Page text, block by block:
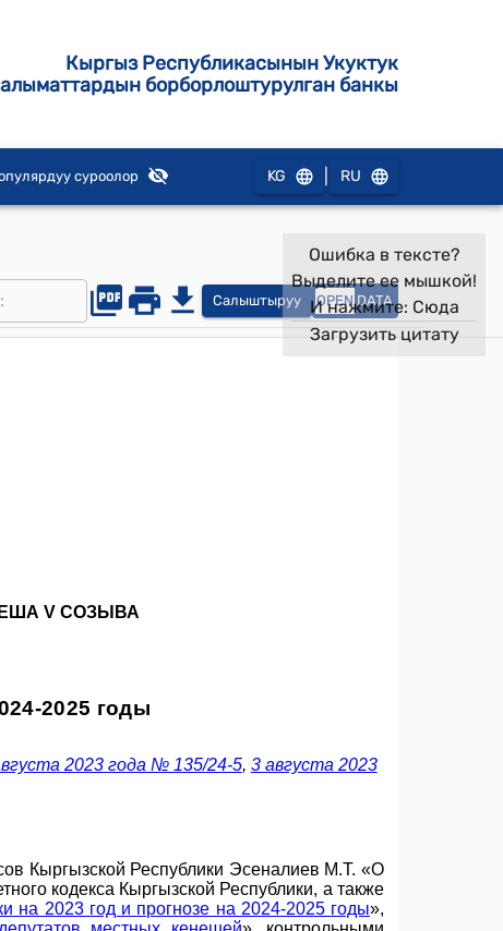
Кыргыз Республикасынын Укуктук
борборлоштурулган банкы
суроолор KG RU
Салыштыруу OPEN DATA
Ошибка в тексте?
Выделите ее мышкой!
И нажмите: Сюда
Загрузить цитату